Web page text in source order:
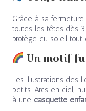
Grâce à sa
toutes les têtes dès
protège du soleil tout
Un motif
Les illustrations des
petits. Arcs en ciel,
à une casquette